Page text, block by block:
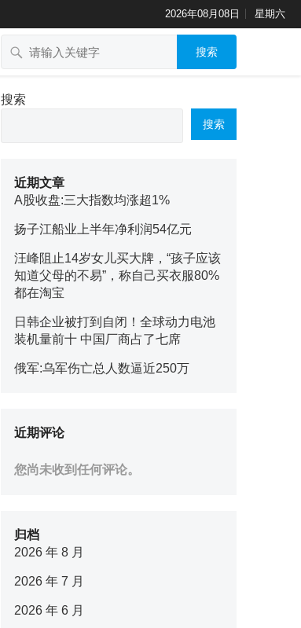
2026年08月08日 星期六
搜索
搜索
搜索
近期文章
A股收盘:三大指数均涨超1%
扬子江船业上半年净利润54亿元
汪峰阻止14岁女儿买大牌，“孩子应该
知道父母的不易”，称自己买衣服80%
都在淘宝
日韩企业被打到自闭！全球动力电池
装机量前十 中国厂商占了七席
俄军:乌军伤亡总人数逼近250万
近期评论
您尚未收到任何评论。
归档
2026 年 8 月
2026 年 7 月
2026 年 6 月